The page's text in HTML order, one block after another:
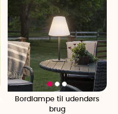
Bordlampe til udendørs
brug